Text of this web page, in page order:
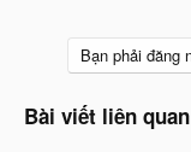
Bạn phải đăng
Bài viết liên quan